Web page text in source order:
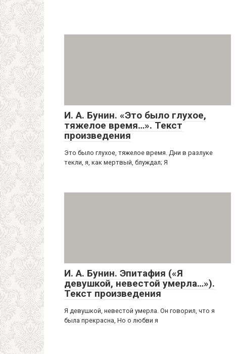
И. А. Бунин. «Это было глухое,
тяжелое время…». Текст
произведения
Это было глухое, тяжелое время. Дни в разлуке
текли, я, как мертвый, блуждал; Я
И. А. Бунин. Эпитафия («Я
девушкой, невестой умерла…»).
Текст произведения
Я девушкой, невестой умерла. Он говорил, что я
была прекрасна, Но о любви я